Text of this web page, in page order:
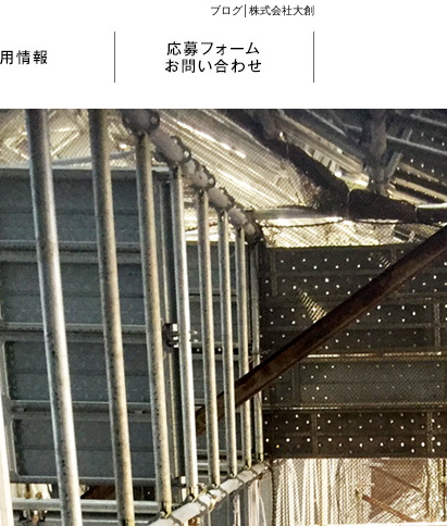
ブログ│株式会社大創